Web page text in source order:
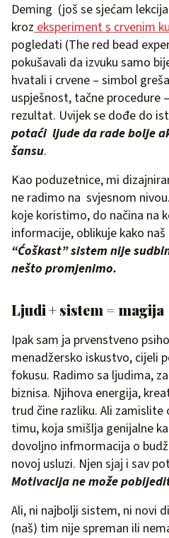
Deming (još se sjećam
krozeksperiment s crvenim
pogledati (The red bead
pokušavali da izvuku samo
hvatali i crvene – simbol
uspješnost, tačne procedure
rezultat. Uvijek se dođe do
potaći ljude da rade bolje
šansu.
Kao poduzetnice, mi
ne radimo na svjesnom
koje koristimo, do načina na
informacije, oblikuje kako
“Ćoškast” sistem nije
nešto promjenimo.
Ljudi + sistem = magija
Ipak sam ja prvenstveno
menadžersko iskustvo, cijeli
fokusu. Radimo sa ljudima,
biznisa. Njihova energija,
trud čine razliku. Ali
timu, koja smišlja genijalne
dovoljno infmormacija o
novoj usluzi. Njen sjaj i sav
Motivacija ne može
Ali, ni najbolji sistem, ni novi
(naš) tim nije spreman ili